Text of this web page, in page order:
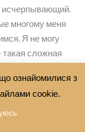
исчерпывающий.
многому меня
Я не могу
сложная
больше я
это так. И так
свое обучение.
ознайомилися з
cookie.